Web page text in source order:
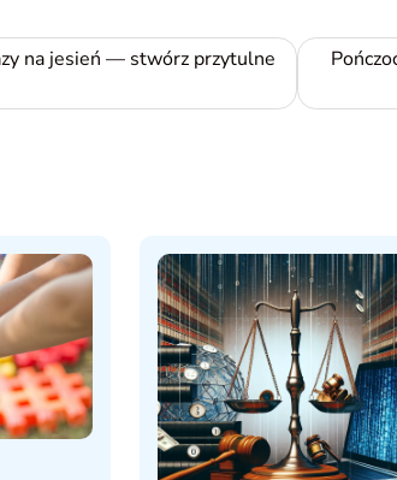
na jesień — stwórz przytulne